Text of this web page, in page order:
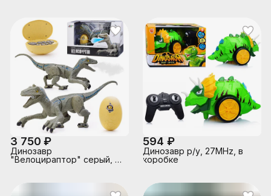
3 750 ₽
Динозавр
"Велоцираптор" серый, р/
594 ₽
Динозавр р/у, 27MHz, в
коробке